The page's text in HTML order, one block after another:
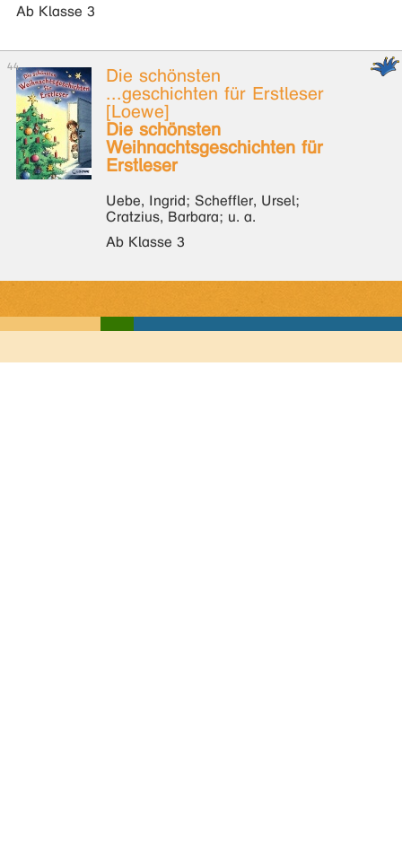
Ab Klasse 3
Die schönsten
...geschichten für Erstleser
[Loewe]
Die schönsten
Weihnachtsgeschichten für
Erstleser
Uebe, Ingrid; Scheffler, Ursel;
Cratzius, Barbara; u. a.
Ab Klasse 3